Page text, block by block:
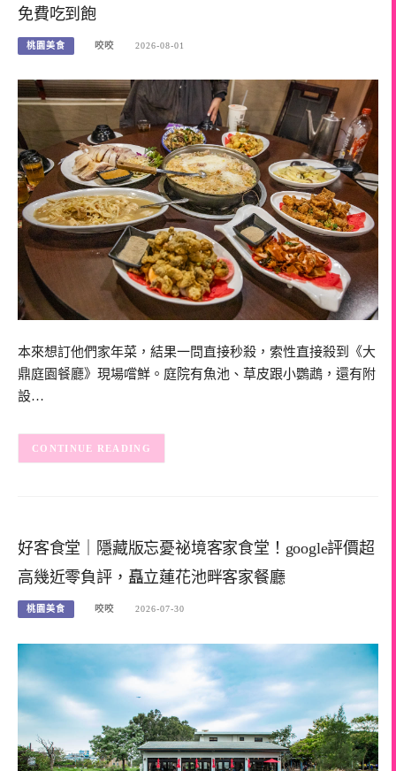
免費吃到飽
桃園美食 咬咬 2026-08-01
本來想訂他們家年菜，結果一問直接秒殺，索性直接殺到《大
鼎庭園餐廳》現場嚐鮮。庭院有魚池、草皮跟小鸚鵡，還有附
設…
CONTINUE READING
好客食堂｜隱藏版忘憂祕境客家食堂！google評價超
高幾近零負評，矗立蓮花池畔客家餐廳
桃園美食 咬咬 2026-07-30